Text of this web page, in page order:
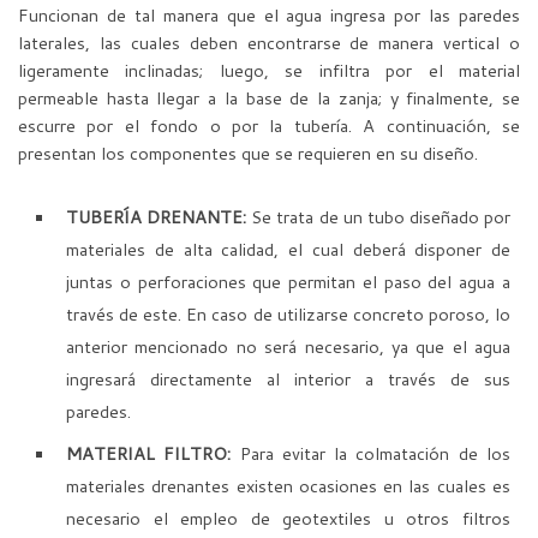
Funcionan de tal manera que el agua ingresa por las paredes
laterales, las cuales deben encontrarse de manera vertical o
ligeramente inclinadas; luego, se infiltra por el material
permeable hasta llegar a la base de la zanja; y finalmente, se
escurre por el fondo o por la tubería. A continuación, se
presentan los componentes que se requieren en su diseño.
TUBERÍA DRENANTE: Se trata de un tubo diseñado por
materiales de alta calidad, el cual deberá disponer de
juntas o perforaciones que permitan el paso del agua a
través de este. En caso de utilizarse concreto poroso, lo
anterior mencionado no será necesario, ya que el agua
ingresará directamente al interior a través de sus
paredes.
MATERIAL FILTRO: Para evitar la colmatación de los
materiales drenantes existen ocasiones en las cuales es
necesario el empleo de geotextiles u otros filtros